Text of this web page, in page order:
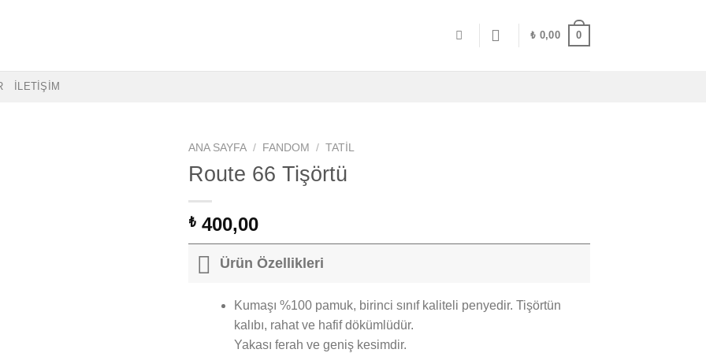
₺ 0,00 0
İLETİŞİM
ANA SAYFA / FANDOM / TATIL
Route 66 Tişörtü
₺ 400,00
Ürün Özellikleri
Kumaşı %100 pamuk, birinci sınıf kaliteli penyedir. Tişörtün
kalıbı, rahat ve hafif dökümlüdür.
Yakası ferah ve geniş kesimdir.